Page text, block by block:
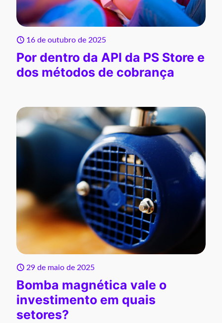
16 de outubro de 2025
Por dentro da API da PS Store e
dos métodos de cobrança
29 de maio de 2025
Bomba magnética vale o
investimento em quais
setores?